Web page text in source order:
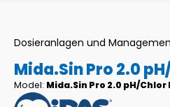
Dosieranlagen und
Mida.Sin Pro 2.0
Model: Mida.Sin Pro 2.0 pH/Chlor